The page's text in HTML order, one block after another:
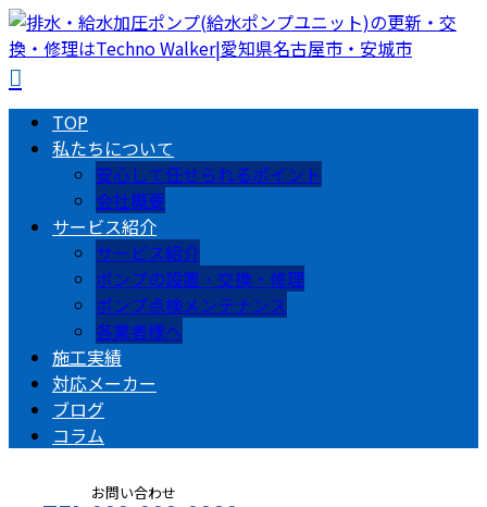
TOP
私たちについて
安心して任せられるポイント
会社概要
サービス紹介
サービス紹介
ポンプの設置・交換・修理
ポンプ点検メンテナンス
各業者様へ
施工実績
対応メーカー
ブログ
コラム
お問い合わせ